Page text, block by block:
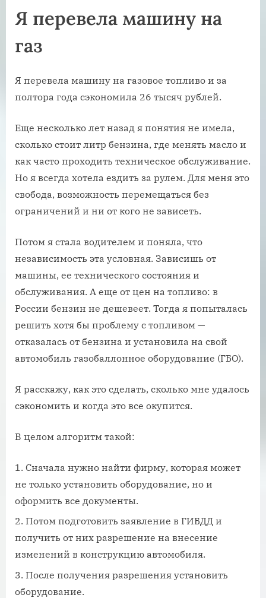
Я перевела машину на
газ
Я перевела машину на газовое топливо и за
полтора года сэкономила 26 тысяч рублей.
Еще несколько лет назад я понятия не имела,
сколько стоит литр бензина, где менять масло и
как часто проходить техническое обслуживание.
Но я всегда хотела ездить за рулем. Для меня это
свобода, возможность перемещаться без
ограничений и ни от кого не зависеть.
Потом я стала водителем и поняла, что
независимость эта условная. Зависишь от
машины, ее технического состояния и
обслуживания. А еще от цен на топливо: в
России бензин не дешевеет. Тогда я попыталась
решить хотя бы проблему с топливом —
отказалась от бензина и установила на свой
автомобиль газобаллонное оборудование (ГБО).
Я расскажу, как это сделать, сколько мне удалось
сэкономить и когда это все окупится.
В целом алгоритм такой:
Сначала нужно найти фирму, которая может
не только установить оборудование, но и
оформить все документы.
Потом подготовить заявление в ГИБДД и
получить от них разрешение на внесение
изменений в конструкцию автомобиля.
После получения разрешения установить
оборудование.